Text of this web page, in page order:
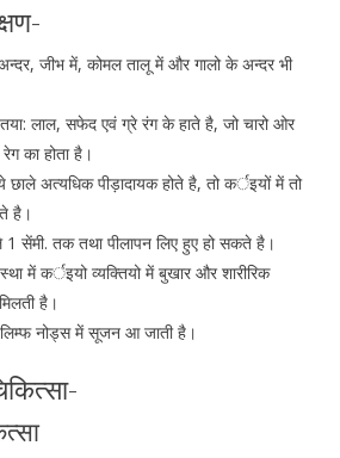
जीभ में, कोमल तालू में और गालो के अन्दर भी
लाल, सफेद एवं ग्रे रंग के हाते है, जो चारो ओर
का होता है।
छाले अत्यधिक पीड़ादायक होते है, तो कर्इयों में तो
है।
1 सेंमी. तक तथा पीलापन लिए हुए हो सकते है।
में कर्इयो व्यक्तियो में बुखार और शारीरिक
है।
नोड्स में सूजन आ जाती है।